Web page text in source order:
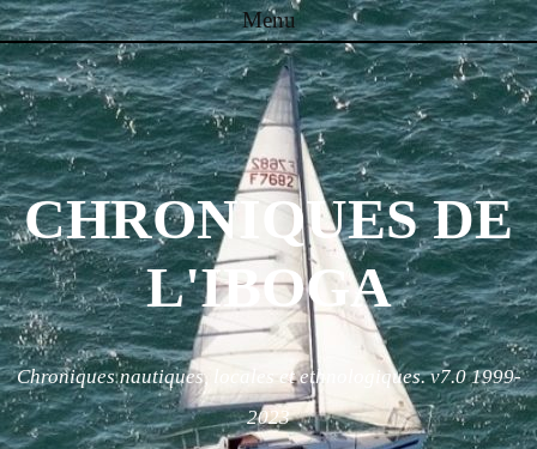
Menu
Skip to content
CHRONIQUES DE
L'IBOGA
Chroniques nautiques, locales et ethnologiques. v7.0 1999-
2023